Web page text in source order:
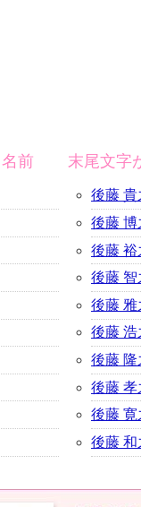
前 末尾文字
後藤 貴
後藤 博
後藤 裕
後藤 智
後藤 雅
後藤 浩
後藤 隆
後藤 孝
後藤 寛
後藤 和